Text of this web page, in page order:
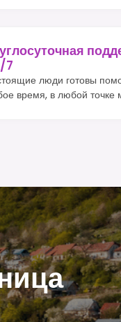
7
люди готовы
время, в любой точке